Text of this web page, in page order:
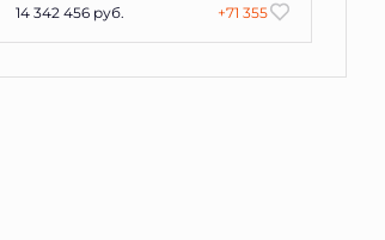
14 342 456 руб. +71 355